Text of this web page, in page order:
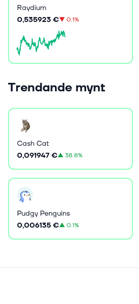
Raydium
0,535923 €▼0.1%
Trendande mynt
Cash Cat
0,091947 €▲38.8%
Pudgy Penguins
0,006135 €▲0.1%